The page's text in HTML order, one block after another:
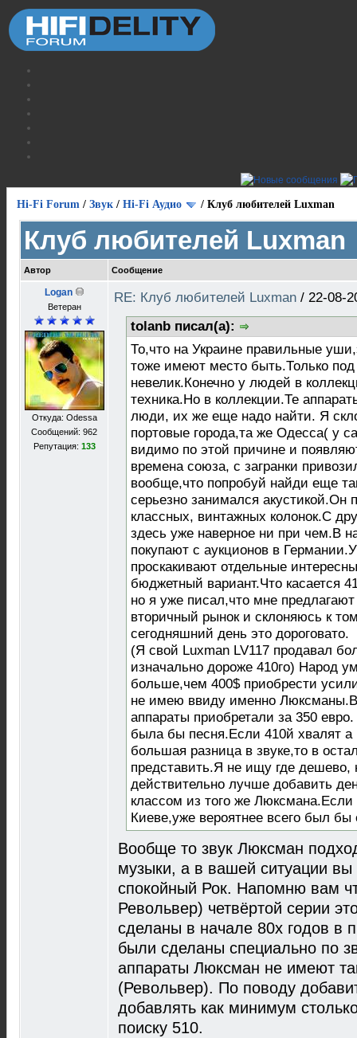
Hi-Fi Forum / Звук / Hi-Fi Аудио / Клуб любителей Luxman
Клуб любителей Luxman
Автор Сообщение
Logan
Ветеран
Откуда: Odessa
Сообщений: 962
Репутация: 133
RE: Клуб любителей Luxman / 22-08-
tolanb писал(а):
То,что на Украине правильные
тоже имеют место быть.Только
невелик.Конечно у людей в
техника.Но в коллекции.Те
люди, их же еще надо найти. Я
портовые города,та же Одесса( у
видимо по этой причине и
времена союза, с загранки
вообще,что попробуй найди еще
серьезно занимался акустикой.Он
классных, винтажных колонок.С
здесь уже наверное ни при чем.В
покупают с аукционов в
проскакивают отдельные
бюджетный вариант.Что касается
но я уже писал,что мне
вторичный рынок и склоняюсь к
сегодняшний день это дороговато.
(Я свой Luxman LV117 продавал
изначально дороже 410го) Народ
больше,чем 400$ приобрести
не имею ввиду именно
аппараты приобретали за 350
была бы песня.Если 410й хвалят
большая разница в звуке,то в
представить.Я не ищу где дешево,
действительно лучше добавить
классом из того же
Киеве,уже вероятнее всего был бы
Вообще то звук Люксман
музыки, а в вашей ситуации
спокойный Рок. Напомню вам
Револьвер) четвёртой серии
сделаны в начале 80х годов в
были сделаны специально по
аппараты Люксман не имеют
(Револьвер). По поводу
добавлять как минимум
поиску 510.